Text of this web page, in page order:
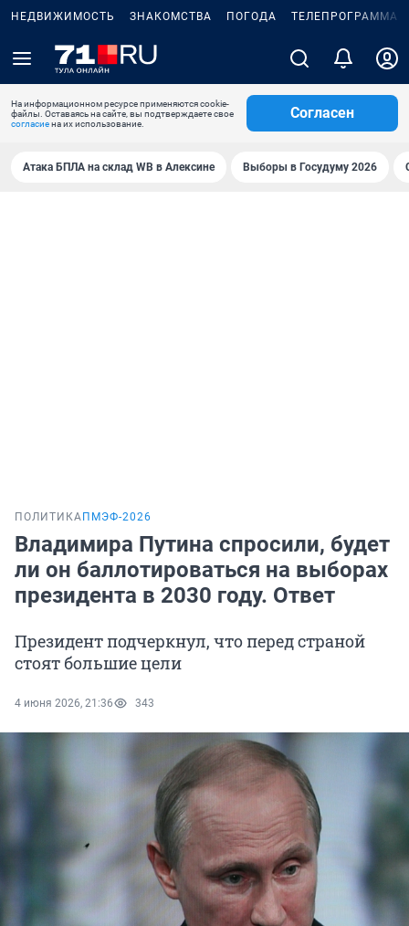
НЕДВИЖИМОСТЬ ЗНАКОМСТВА ПОГОДА ТЕЛЕПРОГРАММА
На информационном ресурсе применяются cookie-
файлы. Оставаясь на сайте, вы подтверждаете свое
согласиена их использование.
Согласен
Атака БПЛА на склад WB в Алексине Выборы в Госудуму 2026
ПОЛИТИКА ПМЭФ-2026
Владимира Путина спросили, будет
ли он баллотироваться на выборах
президента в 2030 году. Ответ
Президент подчеркнул, что перед страной
стоят большие цели
4 июня 2026, 21:36 343